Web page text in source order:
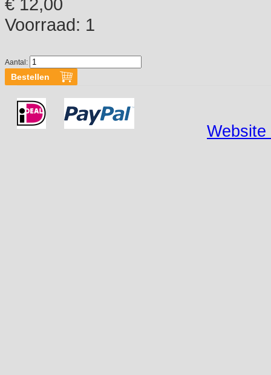
Voorraad: 1
Aantal:
Website